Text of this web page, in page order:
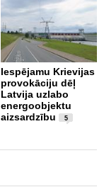
Iespējamu Krievijas
provokāciju dēļ
Latvija uzlabo
energoobjektu
aizsardzību
5